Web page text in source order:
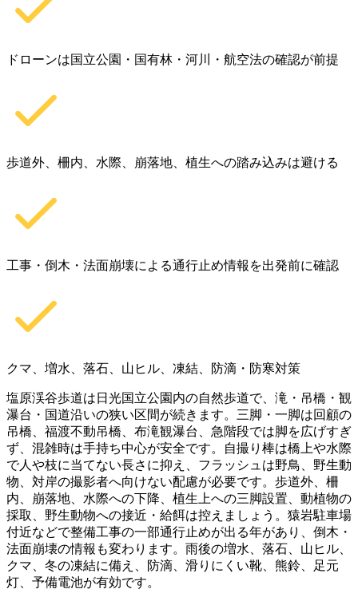
ドローンは国立公園・国有林・河川・航空法の確認が前提
歩道外、柵内、水際、崩落地、植生への踏み込みは避ける
工事・倒木・法面崩壊による通行止め情報を出発前に確認
クマ、増水、落石、山ヒル、凍結、防滴・防寒対策
塩原渓谷歩道は日光国立公園内の自然歩道で、滝・吊橋・観
瀑台・国道沿いの狭い区間が続きます。三脚・一脚は回顧の
吊橋、福渡不動吊橋、布滝観瀑台、急階段では脚を広げすぎ
ず、混雑時は手持ち中心が安全です。自撮り棒は橋上や水際
で人や枝に当てない長さに抑え、フラッシュは野鳥、野生動
物、対岸の撮影者へ向けない配慮が必要です。歩道外、柵
内、崩落地、水際への下降、植生上への三脚設置、動植物の
採取、野生動物への接近・給餌は控えましょう。猿岩駐車場
付近などで整備工事の一部通行止めが出る年があり、倒木・
法面崩壊の情報も変わります。雨後の増水、落石、山ヒル、
クマ、冬の凍結に備え、防滴、滑りにくい靴、熊鈴、足元
灯、予備電池が有効です。